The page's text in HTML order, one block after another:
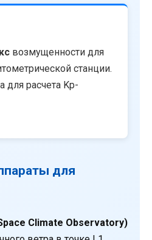
возмущенности для
станции.
для расчета Kp-
для
Climate Observatory)